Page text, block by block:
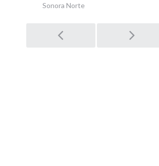
Sonora Norte
Post